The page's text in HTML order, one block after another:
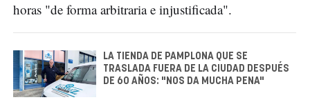
horas "de forma arbitraria e injustificada".
LA TIENDA DE PAMPLONA QUE SE
TRASLADA FUERA DE LA CIUDAD DESPUÉS
DE 60 AÑOS: "NOS DA MUCHA PENA"